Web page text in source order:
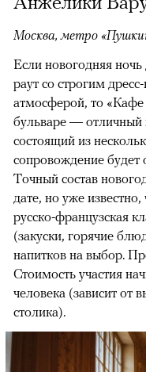
Москва, метро
Если новогодняя
раут со строгим
атмосферой, то
бульваре — отличный
состоящий из
сопровождение будет
Точный состав
дате, но уже
русско-французская
(закуски, горячие
напитков на выбор.
Стоимость участия
человека (зависит от
столика).